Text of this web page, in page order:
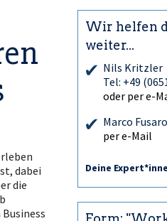
dabei
die
Wir helfen
weiter...
Nils Kritzler
Tel: +49
oder per e-
Marco Fusaro
per e-Mail
Deine